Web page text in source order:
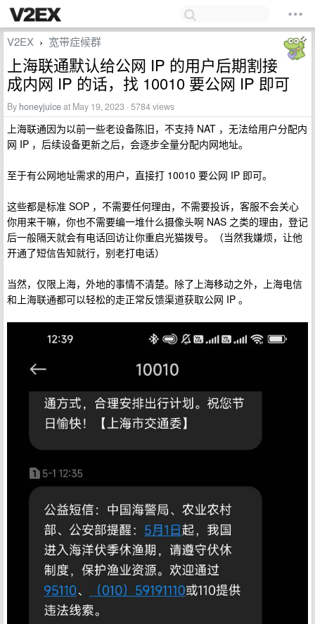
V2EX › 宽带症候群
上海联通默认给公网 IP 的用户后期割接
成内网 IP 的话，找 10010 要公网 IP 即可
By honeyjuiceat May 19, 2023 · 5784 views
上海联通因为以前一些老设备陈旧，不支持 NAT ，无法给用户分配内
网 IP ，后续设备更新之后，会逐步全量分配内网地址。
至于有公网地址需求的用户，直接打 10010 要公网 IP 即可。
这些都是标准 SOP ，不需要任何理由，不需要投诉，客服不会关心
你用来干嘛，你也不需要编一堆什么摄像头啊 NAS 之类的理由，登记
后一般隔天就会有电话回访让你重启光猫拨号。（当然我嫌烦，让他
开通了短信告知就行，别老打电话）
当然，仅限上海，外地的事情不清楚。除了上海移动之外，上海电信
和上海联通都可以轻松的走正常反馈渠道获取公网 IP 。